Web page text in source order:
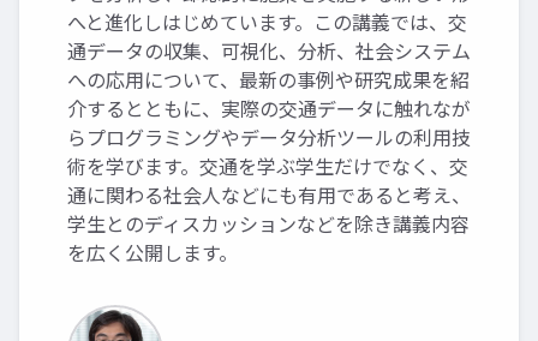
へと進化しはじめています。この講義では、交
通データの収集、可視化、分析、社会システム
への応用について、最新の事例や研究成果を紹
介するとともに、実際の交通データに触れなが
らプログラミングやデータ分析ツールの利用技
術を学びます。交通を学ぶ学生だけでなく、交
通に関わる社会人などにも有用であると考え、
学生とのディスカッションなどを除き講義内容
を広く公開します。